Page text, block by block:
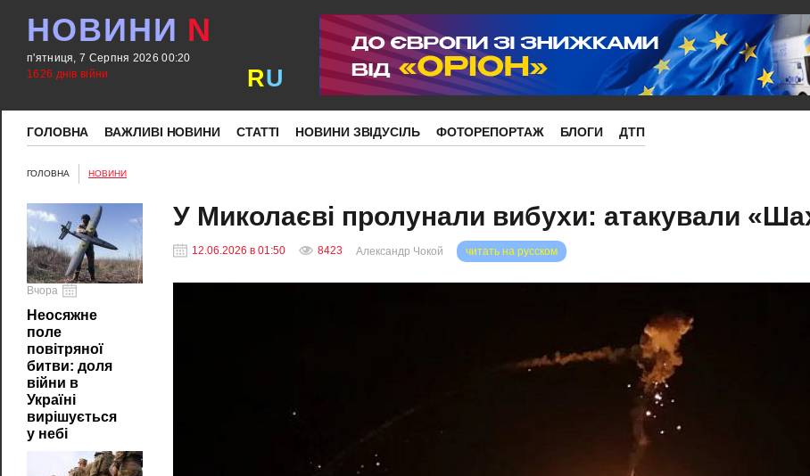
НОВИНИ N
п'ятниця, 7 Серпня 2026 00:20
1626 днів війни
RU
ГОЛОВНА ВАЖЛИВІ НОВИНИ СТАТТІ НОВИНИ ЗВІДУСІЛЬ ФОТОРЕПОРТАЖ БЛОГИ ДТП
ГОЛОВНА НОВИНИ
Вчора
Неосяжне
поле
повітряної
битви: доля
війни в
Україні
вирішується
у небі
У Миколаєві пролунали вибухи: атакували
12.06.2026 в 01:50 8423 читать на русском
Александр Чокой